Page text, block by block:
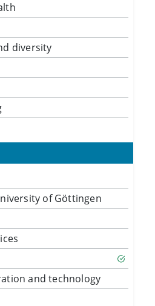
diversity
of Göttingen
and technology